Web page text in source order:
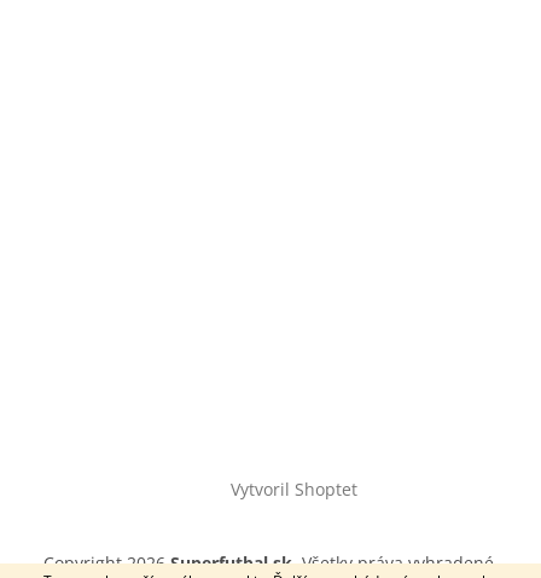
Vytvoril Shoptet
Copyright 2026Superfutbal.sk. Všetky práva vyhradené.